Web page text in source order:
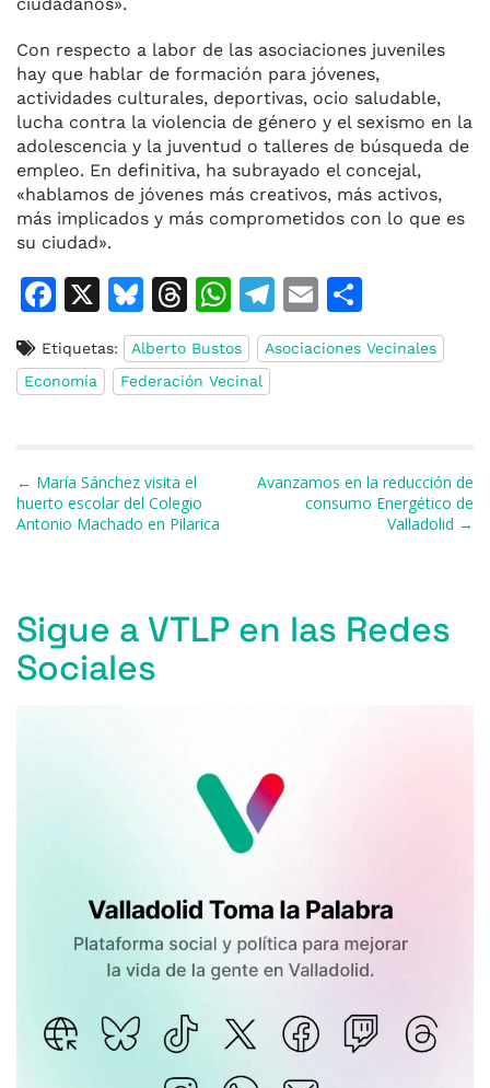
Con respecto a labor de las asociaciones juveniles
hay que hablar de formación para jóvenes,
actividades culturales, deportivas, ocio saludable,
lucha contra la violencia de género y el sexismo en la
adolescencia y la juventud o talleres de búsqueda de
empleo. En definitiva, ha subrayado el concejal,
«hablamos de jóvenes más creativos, más activos,
más implicados y más comprometidos con lo que es
su ciudad».
F
c
e
o
o
k
X
Bl
u
e
s
y
T
h
re
a
s
W
h
at
s
T
el
e
m
E
m
ai
o
m
ti
r
Etiquetas: Alberto Bustos
Asociaciones Vecinales
Economía
Federación Vecinal
Navegación de entradas
← María Sánchez visita el
huerto escolar del Colegio
Antonio Machado en Pilarica
Avanzamos en la reducción de
consumo Energético de
Valladolid →
Sigue a VTLP en las Redes
Sociales